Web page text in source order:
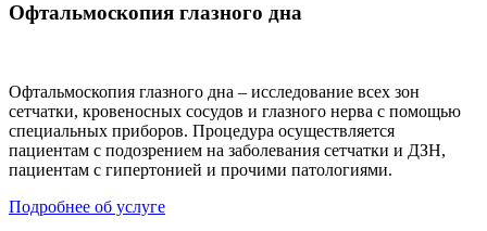
Офтальмоскопия глазного дна
Офтальмоскопия глазного дна – исследование всех зон
сетчатки, кровеносных сосудов и глазного нерва с помощью
специальных приборов. Процедура осуществляется
пациентам с подозрением на заболевания сетчатки и ДЗН,
пациентам с гипертонией и прочими патологиями.
Подробнее об услуге